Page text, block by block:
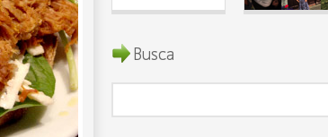
Busca